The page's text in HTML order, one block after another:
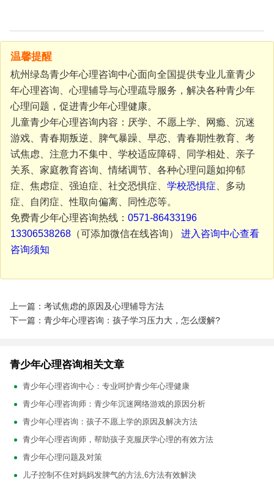
温馨提醒
杭州绿岛青少年心理咨询中心面向全国提供专业儿童青少
年心理咨询、心理辅导与心理疏导服务，解决各种青少年
心理问题，促进青少年心理健康。
儿童青少年心理咨询内容：厌学、不愿上学、网瘾、沉迷
游戏、青春期叛逆、脾气暴躁、早恋、青春期性教育、考
试焦虑、注意力不集中、学校适应障碍、同学相处、亲子
关系、家庭教育咨询、情绪调节、各种心理问题如抑郁
症、焦虑症、强迫症、社交恐惧症、 学校恐惧症 、多动
症、自闭症、性取向偏离、同性恋等。
免费青少年心理咨询热线： 0571-86433196
13306538268（可添加微信在线咨询） 进入咨询中心查看
咨询须知
上一篇：考试焦虑的原因及心理辅导方法
下一篇：青少年心理咨询：孩子学习压力大，怎么缓解?
青少年心理咨询相关文章
青少年心理咨询中心：专业呵护青少年心理健康
青少年心理咨询师：青少年沉迷网络游戏的原因分析
青少年心理咨询：孩子不愿上学的原因及解决方法
青少年心理咨询师，帮助孩子克服厌学心理的有效方法
青少年心理问题及对策
儿子控制不住对妈妈发脾气的方法,6方法有效解決